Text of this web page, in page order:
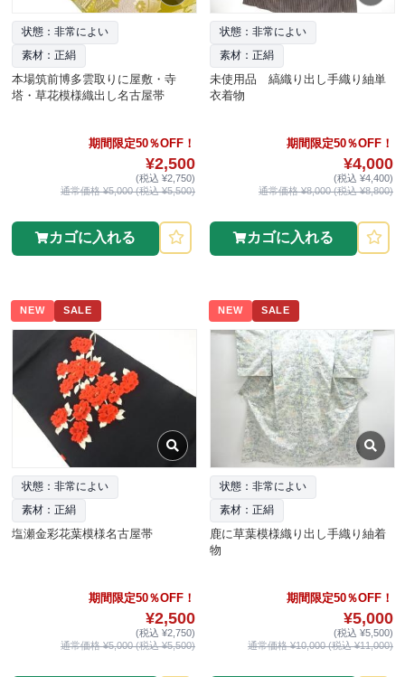
状態：非常によい
素材：正絹
本場筑前博多雲取りに屋敷・寺
塔・草花模様織出し名古屋帯
期間限定50％OFF！
¥2,500
(税込 ¥2,750)
通常価格 ¥5,000 (税込 ¥5,500)
カゴに入れる
状態：非常によい
素材：正絹
未使用品 縞織り出し手織り紬単
衣着物
期間限定50％OFF！
¥4,000
(税込 ¥4,400)
通常価格 ¥8,000 (税込 ¥8,800)
カゴに入れる
NEW SALE
状態：非常によい
素材：正絹
塩瀬金彩花葉模様名古屋帯
期間限定50％OFF！
¥2,500
(税込 ¥2,750)
通常価格 ¥5,000 (税込 ¥5,500)
NEW SALE
状態：非常によい
素材：正絹
鹿に草葉模様織り出し手織り紬着
物
期間限定50％OFF！
¥5,000
(税込 ¥5,500)
通常価格 ¥10,000 (税込 ¥11,000)